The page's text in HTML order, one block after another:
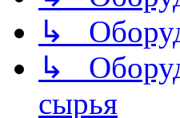
↳
↳
сырья